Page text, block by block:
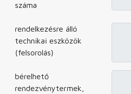
száma
rendelkezésre álló
technikai eszközök
(felsorolás)
bérelhető
rendezvénytermek,